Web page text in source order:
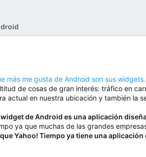
más me gusta de Android son sus widgets.
de cosas de gran interés: tráfico en
actual en nuestra ubicación y también la
de Android es una aplicación
ya que muchas de las grandes
Yahoo! Tiempo ya tiene una